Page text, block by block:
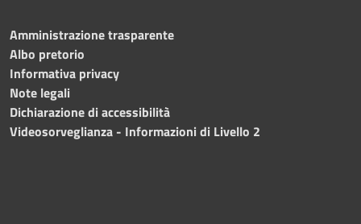
Amministrazione trasparente
Albo pretorio
Informativa privacy
Note legali
Dichiarazione di accessibilità
Videosorveglianza - Informazioni di Livello 2